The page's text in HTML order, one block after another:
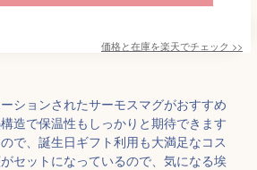
価格と在庫を楽天でチェック >>
ションされたサーモスマグがおすすめ
造で保温性もしっかりと期待できます
で、誕生日ギフト利用も大満足なコス
セットになっているので、気になる埃